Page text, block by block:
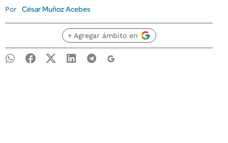
Por César Muñoz Acebes
+ Agregar ámbito en